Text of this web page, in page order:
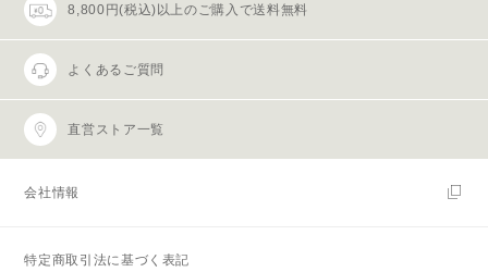
8,800円(税込)以上のご購入で送料無料
よくあるご質問
直営ストア一覧
会社情報
特定商取引法に基づく表記